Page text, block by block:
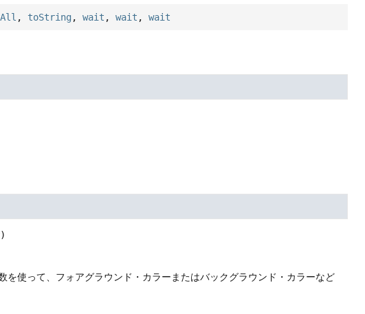
, toString ,wait ,wait ,wait
を使って、フォアグラウンド・カラーまたはバックグラウンド・カラーなど